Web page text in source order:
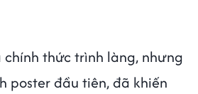
thức trình làng, nhưng
poster đầu tiên, đã khiến